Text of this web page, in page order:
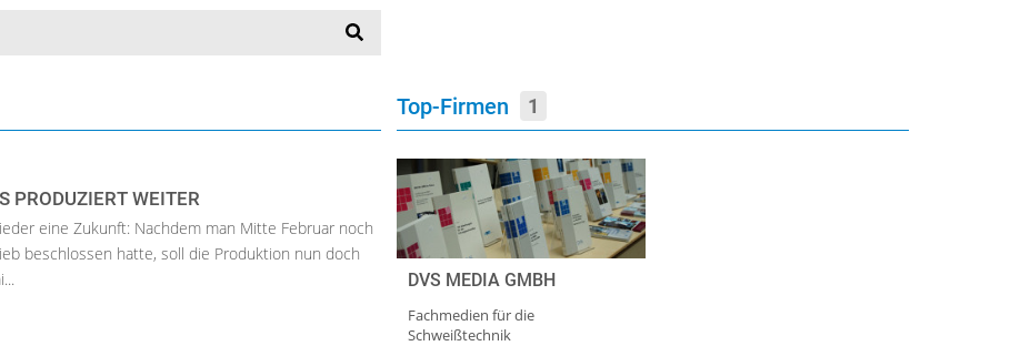
PRODUZIERT WEITER
eine Zukunft: Nachdem man Mitte Februar noch
beschlossen hatte, soll die Produktion nun doch
Top-Firmen 1
DVS MEDIA GMBH
Fachmedien für die
Schweißtechnik